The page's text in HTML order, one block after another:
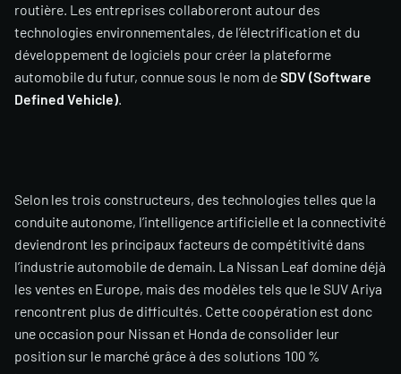
routière. Les entreprises collaboreront autour des
technologies environnementales, de l’électrification et du
développement de logiciels pour créer la plateforme
automobile du futur, connue sous le nom deSDV (Software
Defined Vehicle).
Selon les trois constructeurs, des technologies telles que la
conduite autonome, l’intelligence artificielle et la connectivité
deviendront les principaux facteurs de compétitivité dans
l’industrie automobile de demain. La Nissan Leaf domine déjà
les ventes en Europe, mais des modèles tels que le SUV Ariya
rencontrent plus de difficultés. Cette coopération est donc
une occasion pour Nissan et Honda de consolider leur
position sur le marché grâce à des solutions 100 %